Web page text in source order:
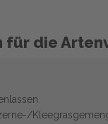
für die